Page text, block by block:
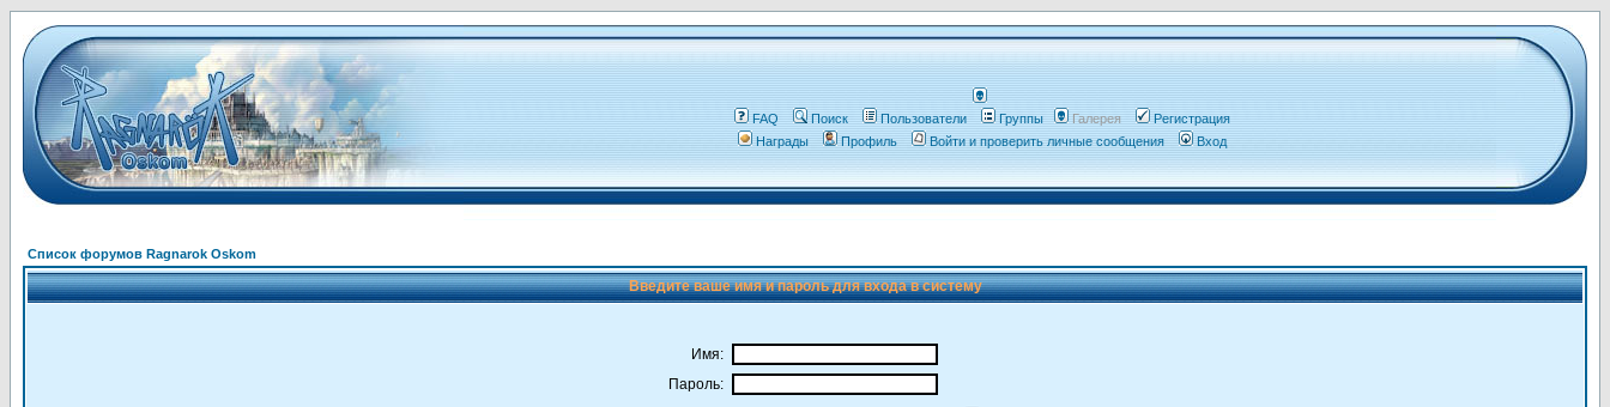
FAQ Поиск Пользователи Группы Галерея
Регистрация
Награды
Профиль Войти и проверить личные сообщения Вход
Список форумов Ragnarok Oskom
Введите ваше имя и пароль для входа в систему
Имя:
Пароль: